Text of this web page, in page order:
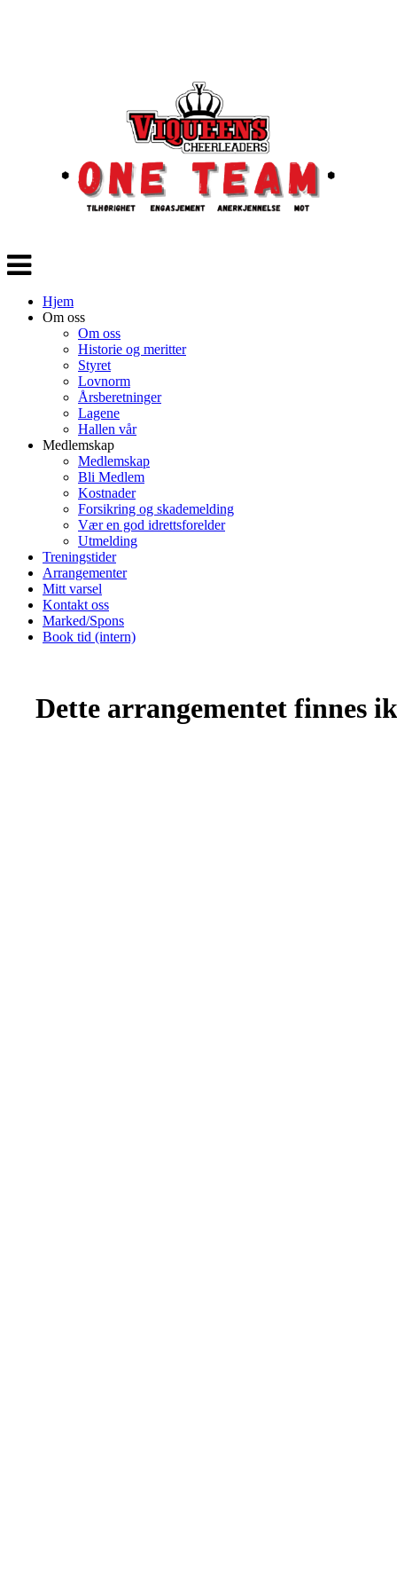
Veksle
navigasjon
Hjem
Om oss
Om oss
Historie og meritter
Styret
Lovnorm
Årsberetninger
Lagene
Hallen vår
Medlemskap
Medlemskap
Bli Medlem
Kostnader
Forsikring og skademelding
Vær en god idrettsforelder
Utmelding
Treningstider
Arrangementer
Mitt varsel
Kontakt oss
Marked/Spons
Book tid (intern)
Dette arrangementet finnes